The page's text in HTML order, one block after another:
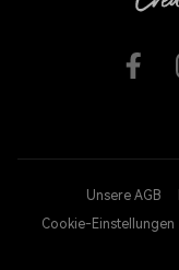
Unsere AGB
Cookie-Einstellungen